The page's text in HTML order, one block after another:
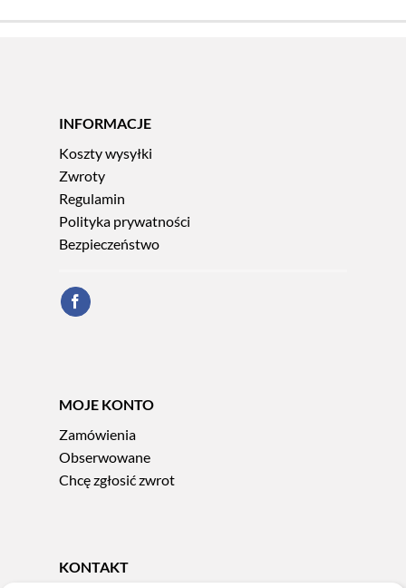
INFORMACJE
Koszty wysyłki
Zwroty
Regulamin
Polityka prywatności
Bezpieczeństwo
MOJE KONTO
Zamówienia
Obserwowane
Chcę zgłosić zwrot
KONTAKT